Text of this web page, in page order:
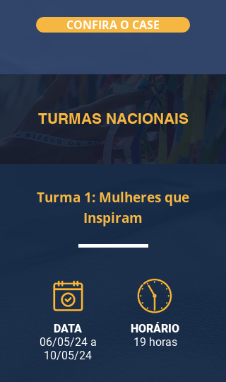
CONFIRA O CASE
TURMAS NACIONAIS
Turma 1: Mulheres que
Inspiram
DATA
06/05/24 a
10/05/24
HORÁRIO
19 horas